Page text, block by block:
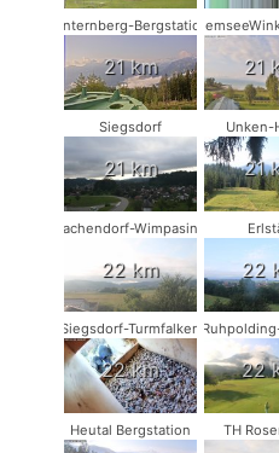
Unternberg-Bergstation
21 km 21
Siegsdorf
21 km
Unken-
21
Vachendorf-Wimpasing
22 km 22
Siegsdorf-Turmfalken
22 km 22
Heutal Bergstation TH